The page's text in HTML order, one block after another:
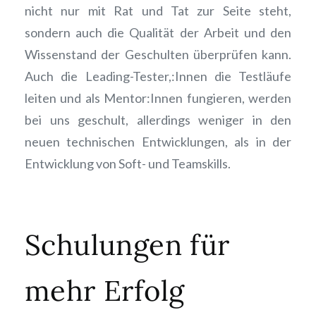
nicht nur mit Rat und Tat zur Seite steht,
sondern auch die Qualität der Arbeit und den
Wissenstand der Geschulten überprüfen kann.
Auch die Leading-Tester,:Innen die Testläufe
leiten und als Mentor:Innen fungieren, werden
bei uns geschult, allerdings weniger in den
neuen technischen Entwicklungen, als in der
Entwicklung von Soft- und Teamskills.
Schulungen für
mehr Erfolg